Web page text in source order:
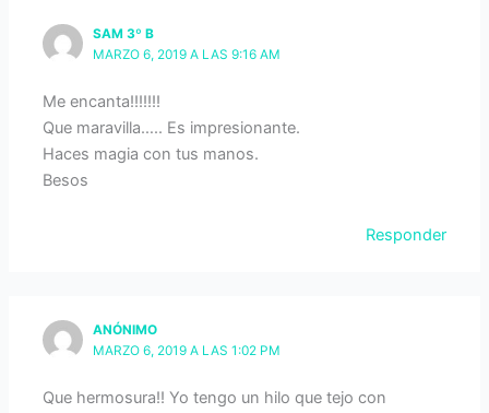
SAM 3º B
MARZO 6, 2019 A LAS 9:16 AM
Me encanta!!!!!!!
Que maravilla….. Es impresionante.
Haces magia con tus manos.
Besos
Responder
ANÓNIMO
MARZO 6, 2019 A LAS 1:02 PM
Que hermosura!! Yo tengo un hilo que tejo con